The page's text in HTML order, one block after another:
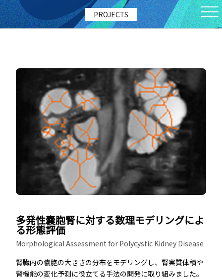
PROJECTS
多発性嚢胞腎に対する数理モデリングによ
る形態評価
Morphological Assessment for Polycystic Kidney Disease
腎臓内の嚢胞の大きさの分布をモデリングし、腎実質体積や
腎機能の変化予測に役立てる手法の開発に取り組みました。